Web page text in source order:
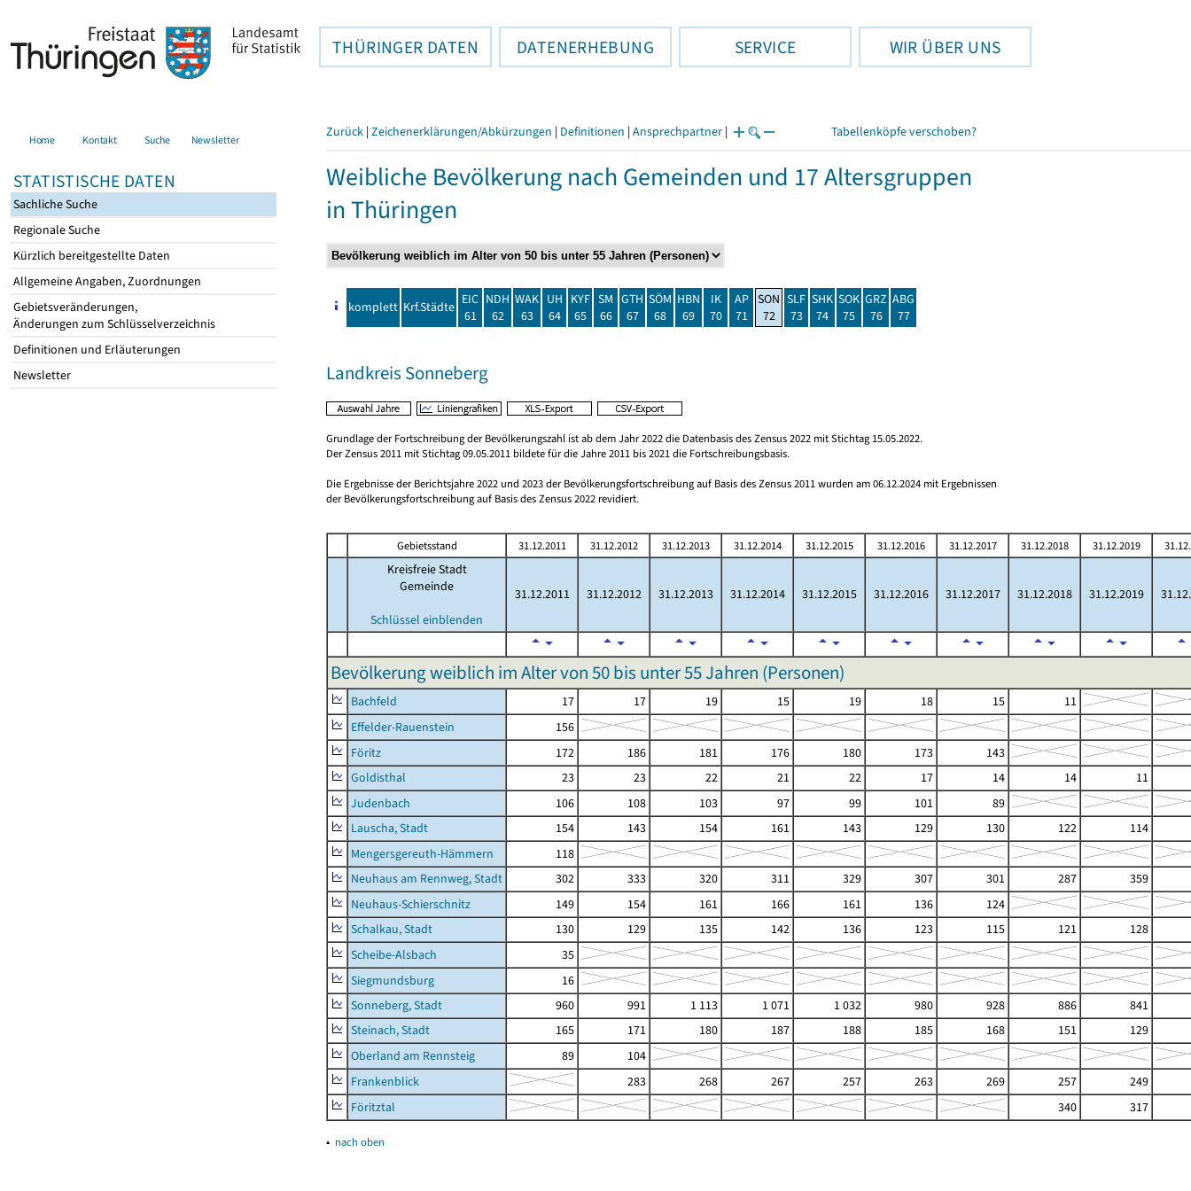
THÜRINGER DATEN DATENERHEBUNG SERVICE WIR ÜBER UNS
Home Kontakt Suche Newsletter
STATISTISCHE DATEN
Sachliche Suche
Regionale Suche
Kürzlich bereitgestellte Daten
Allgemeine Angaben, Zuordnungen
Gebietsveränderungen,
Änderungen zum Schlüsselverzeichnis
Definitionen und Erläuterungen
Newsletter
Zurück | Zeichenerklärungen/Abkürzungen | Definitionen | Ansprechpartner | Tabellenköpfe verschoben?
Weibliche Bevölkerung nach Gemeinden und 17 Altersgruppen
in Thüringen
komplett Krf.Städte EIC
61
NDH
62
WAK
63
UH
64
KYF
65
SM
66
GTH
67
SÖM
68
HBN
69
IK
70
AP
71
SON
72
SLF
73
SHK
74
SOK
75
GRZ
76
ABG
77
Landkreis Sonneberg
Grundlage der Fortschreibung der Bevölkerungszahl ist ab dem Jahr 2022 die Datenbasis des Zensus 2022 mit Stichtag 15.05.2022.
Der Zensus 2011 mit Stichtag 09.05.2011 bildete für die Jahre 2011 bis 2021 die Fortschreibungsbasis.
Die Ergebnisse der Berichtsjahre 2022 und 2023 der Bevölkerungsfortschreibung auf Basis des Zensus 2011 wurden am 06.12.2024 mit Ergebnissen
der Bevölkerungsfortschreibung auf Basis des Zensus 2022 revidiert.
Gebietsstand 31.12.2011 31.12.2012 31.12.2013 31.12.2014 31.12.2015 31.12.2016 31.12.2017 31.12.2018 31.12.2019
Kreisfreie Stadt
Gemeinde
Schlüssel einblenden
31.12.2011 31.12.2012 31.12.2013 31.12.2014 31.12.2015 31.12.2016 31.12.2017 31.12.2018 31.12.2019
Bevölkerung weiblich im Alter von 50 bis unter 55 Jahren (Personen)
Bachfeld 17 17 19 15 19 18 15
11
Effelder-Rauenstein
156
Föritz
172 186 181 176 180 173
143
Goldisthal
23 23 22 21 22 17 14 14
11
Judenbach
106 108 103 97 99 101
89
Lauscha, Stadt
154 143 154 161 143 129 130 122
114
Mengersgereuth-Hämmern
118
Neuhaus am Rennweg, Stadt
302 333 320 311 329 307 301 287
359
Neuhaus-Schierschnitz
149 154 161 166 161 136
124
Schalkau, Stadt
130 129 135 142 136 123 115 121
128
Scheibe-Alsbach
35
Siegmundsburg
16
Sonneberg, Stadt
960 991 1 113 1 071 1 032 980 928 886
841
Steinach, Stadt
165 171 180 187 188 185 168 151
129
Oberland am Rennsteig
89
104
Frankenblick
283 268 267 257 263 269 257
249
Föritztal
340 317
▴ nach oben